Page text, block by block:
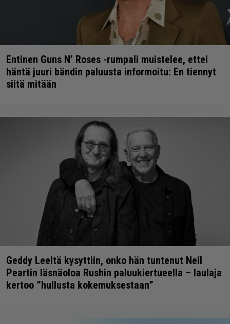
Entinen Guns N’ Roses -rumpali muistelee, ettei
häntä juuri bändin paluusta informoitu: En tiennyt
siitä mitään
Geddy Leeltä kysyttiin, onko hän tuntenut Neil
Peartin läsnäoloa Rushin paluukiertueella – laulaja
kertoo ”hullusta kokemuksestaan”